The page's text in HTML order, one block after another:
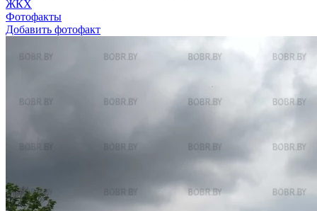
ЖКХ
Фотофакты
Добавить фотофакт